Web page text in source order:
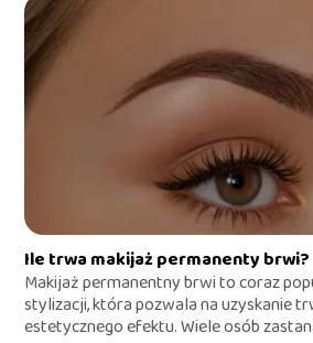
Ile trwa makijaż permanenty brwi?
Makijaż permanentny brwi to coraz
stylizacji, która pozwala na uzyskanie
estetycznego efektu. Wiele osób